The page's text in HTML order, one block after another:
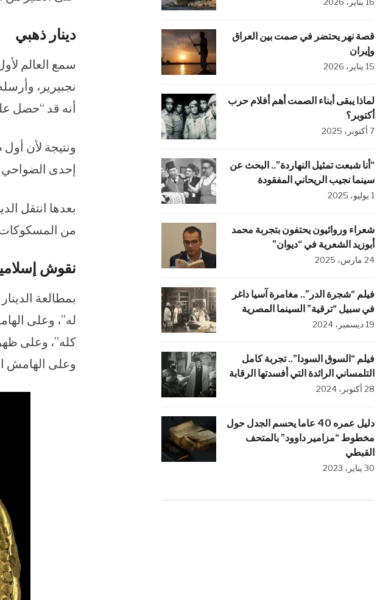
دينار ذهبي
نجبيرير،
أنه قد “حصل
ونتيجة لأن
إحدى الضواحي
بعدها انتقل
من المسكوكات
نقوش
بمطالعة
له”، وعلى
كله”، وعلى
وعلى الهامش
قصة نهر يحتضر في صمت بين العراق
وإيران
15 يناير، 2026
لماذا يبقى أبناء الصمت أهم أفلام حرب
أكتوبر؟
7 أكتوبر، 2025
“أنا شبعت تمثيل النهاردة”.. البحث عن
سينما نجيب الريحاني المفقودة
1 يوليو، 2025
شعراء وروائيون يحتفون بتجربة محمد
أبوزيد الشعرية في “ديوان”
24 مارس، 2025
فيلم “شجرة الدر”.. مغامرة آسيا داغر
في سبيل “ترقية” السينما المصرية
19 ديسمبر، 2024
فيلم “السوق السودا”.. تجربة كامل
التلمساني الرائدة التي أفسدتها الرقابة
28 أكتوبر، 2024
دليل عمره 40 عاما يحسم الجدل حول
مخطوط “مزامير داوود” بالمتحف
القبطي
30 يناير، 2023